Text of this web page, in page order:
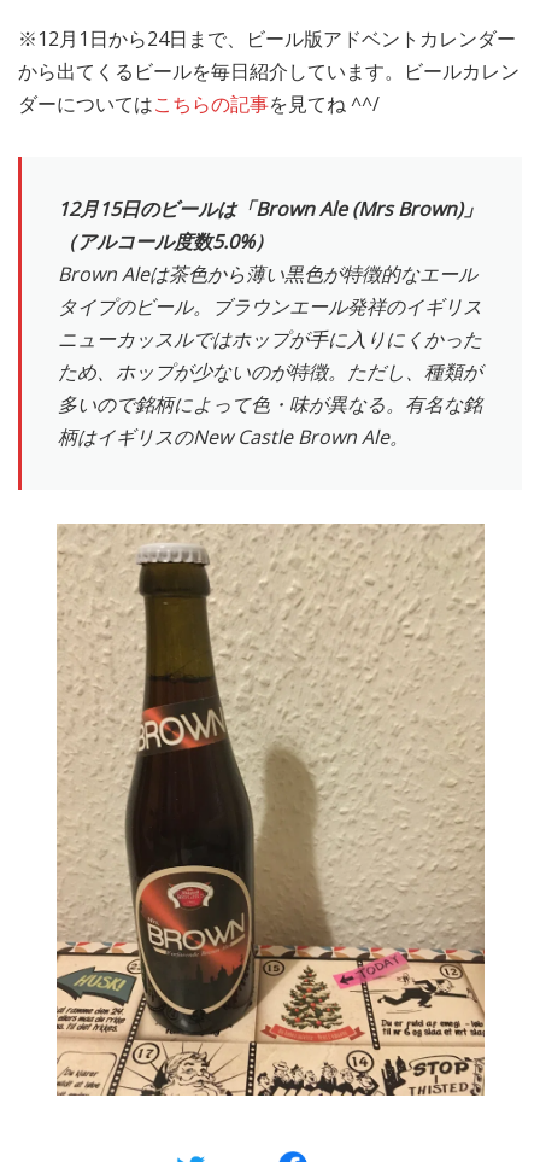
MEDIA– メディア掲載 TRAVEL– 旅行
ABOUT US - サイトについて
※12月1日から24日まで、ビール版アドベントカレンダー
から出てくるビールを毎日紹介しています。ビールカレン
ダーについてはこちらの記事を見てね ^^/
12月15日のビールは「Brown Ale (Mrs Brown)」
（アルコール度数5.0%）
Brown Aleは茶色から薄い黒色が特徴的なエール
タイプのビール。ブラウンエール発祥のイギリス
ニューカッスルではホップが手に入りにくかった
ため、ホップが少ないのが特徴。ただし、種類が
多いので銘柄によって色・味が異なる。有名な銘
柄はイギリスのNew Castle Brown Ale。